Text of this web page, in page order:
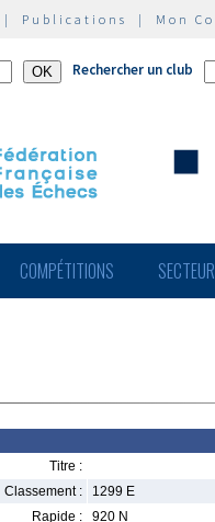
| Publications | Mon
Rechercher un club
COMPÉTITIONS
Titre :
Classement :
1299 E
Rapide :
920 N